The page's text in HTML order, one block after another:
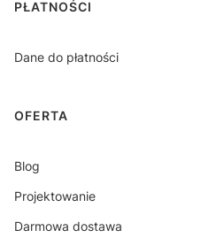
PŁATNOŚCI
Dane do płatności
OFERTA
Blog
Projektowanie
Darmowa dostawa